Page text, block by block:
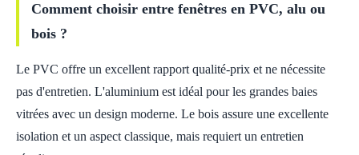
Comment choisir entre fenêtres en PVC, alu ou
bois ?
Le PVC offre un excellent rapport qualité-prix et ne nécessite
pas d'entretien. L'aluminium est idéal pour les grandes baies
vitrées avec un design moderne. Le bois assure une excellente
isolation et un aspect classique, mais requiert un entretien